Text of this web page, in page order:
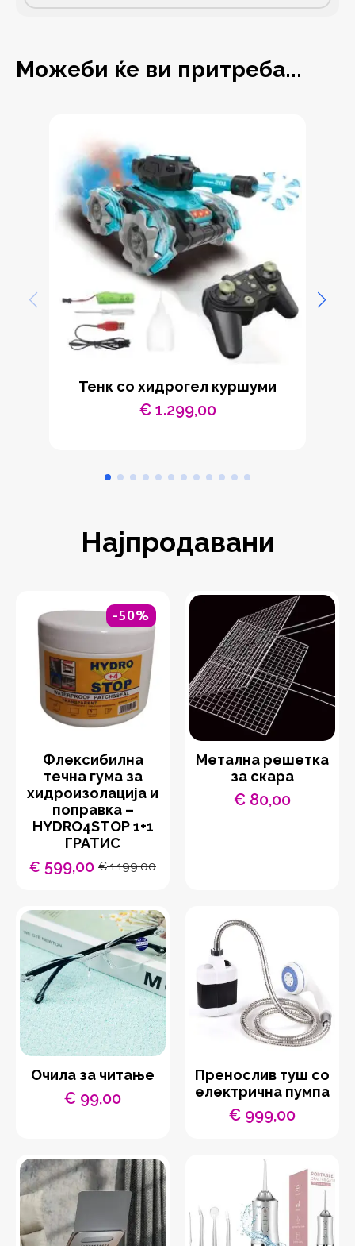
Можеби ќе ви притреба...
Тенк со хидрогел куршуми
€1.299,00
Најпродавани
-50%
Флексибилна
течна гума за
хидроизолација и
поправка –
HYDRO4STOP 1+1
ГРАТИС
€1.199,00
Original
was:
€ 1.199,00.
€ 599,00Current
is:
€ 599,00.
Метална решетка
за скара
€ 80,00
Очила за читање
€ 99,00
Пренослив туш со
електрична пумпа
€ 999,00